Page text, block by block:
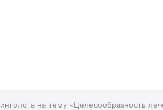
на тему «Целесообразность